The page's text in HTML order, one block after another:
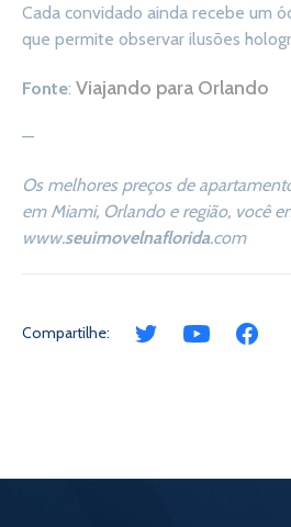
Cada convidado ainda recebe um
que permite observar ilusões
Fonte: Viajando para Orlando
—
Os melhores preços de
em Miami, Orlando e região, você
www.seuimovelnaflorida.com
Compartilhe: